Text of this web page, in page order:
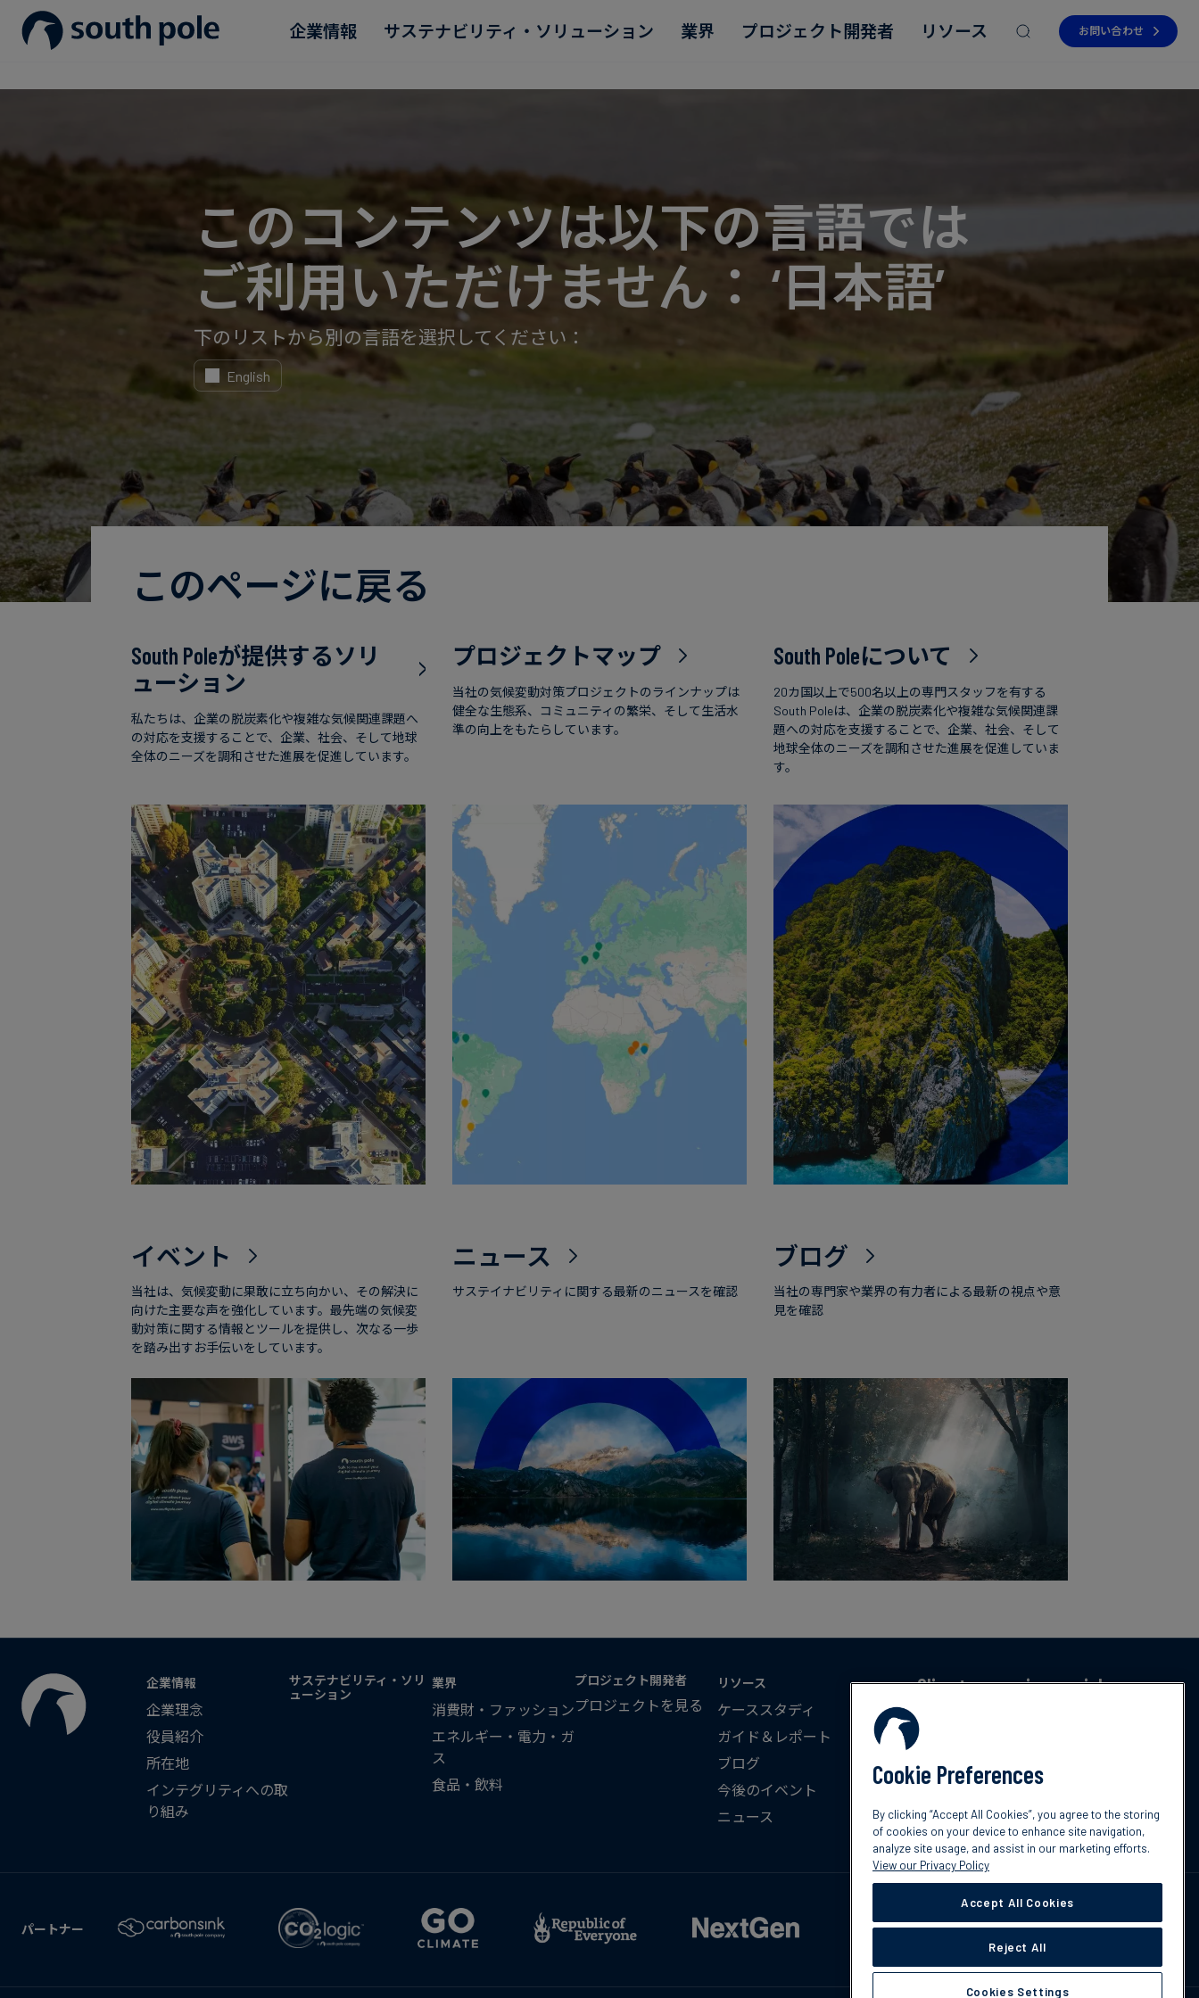
企業情報 サステナビリティ・ソリューション 業界 プロジェクト開発者 リソース お問い合わせ
所在地
誠実さへの取り組み
食品・飲料
サステナブルファイナンス
ブログ
ケーススタディ
ニュース
Read more
Read more
Read more
Read more
Read more
このコンテンツは以下の言語では
ご利用いただけません： ‘日本語’
下のリストから別の言語を選択してください：
English
このページに戻る
South Poleが提供するソリ
ューション
私たちは、企業の脱炭素化や複雑な気候関連課題へ
の対応を支援することで、企業、社会、そして地球
全体のニーズを調和させた進展を促進しています。
プロジェクトマップ
当社の気候変動対策プロジェクトのラインナップは
健全な生態系、コミュニティの繁栄、そして生活水
準の向上をもたらしています。
South Poleについて
20カ国以上で500名以上の専門スタッフを有する
South Poleは、企業の脱炭素化や複雑な気候関連課
題への対応を支援することで、企業、社会、そして
地球全体のニーズを調和させた進展を促進していま
す。
イベント
当社は、気候変動に果敢に立ち向かい、その解決に
向けた主要な声を強化しています。最先端の気候変
動対策に関する情報とツールを提供し、次なる一歩
を踏み出すお手伝いをしています。
ニュース
サステイナビリティに関する最新のニュースを確認
ブログ
当社の専門家や業界の有力者による最新の視点や意
見を確認
English
企業情報
企業理念
役員紹介
所在地
インテグリティへの取
り組み
サステナビリティ・ソリ
ューション
業界
消費財・ファッション
エネルギー・電力・ガ
ス
食品・飲料
プロジェクト開発者
プロジェクトを見る
リソース
ケーススタディ
ガイド＆レポート
ブログ
今後のイベント
ニュース
Climate news in your inbox
気候変動に関する最新のトレンド、政策、イ
ノベーションを毎月無料でお届けします。
パートナー
Cookie Preferences
By clicking “Accept All Cookies”, you agree to the storing
of cookies on your device to enhance site navigation,
analyze site usage, and assist in our marketing efforts.
View our Privacy Policy
Accept All Cookies
Reject All
Cookies Settings